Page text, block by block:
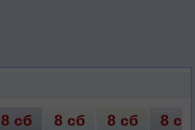
8 сб 8 сб 8 сб 8 сб